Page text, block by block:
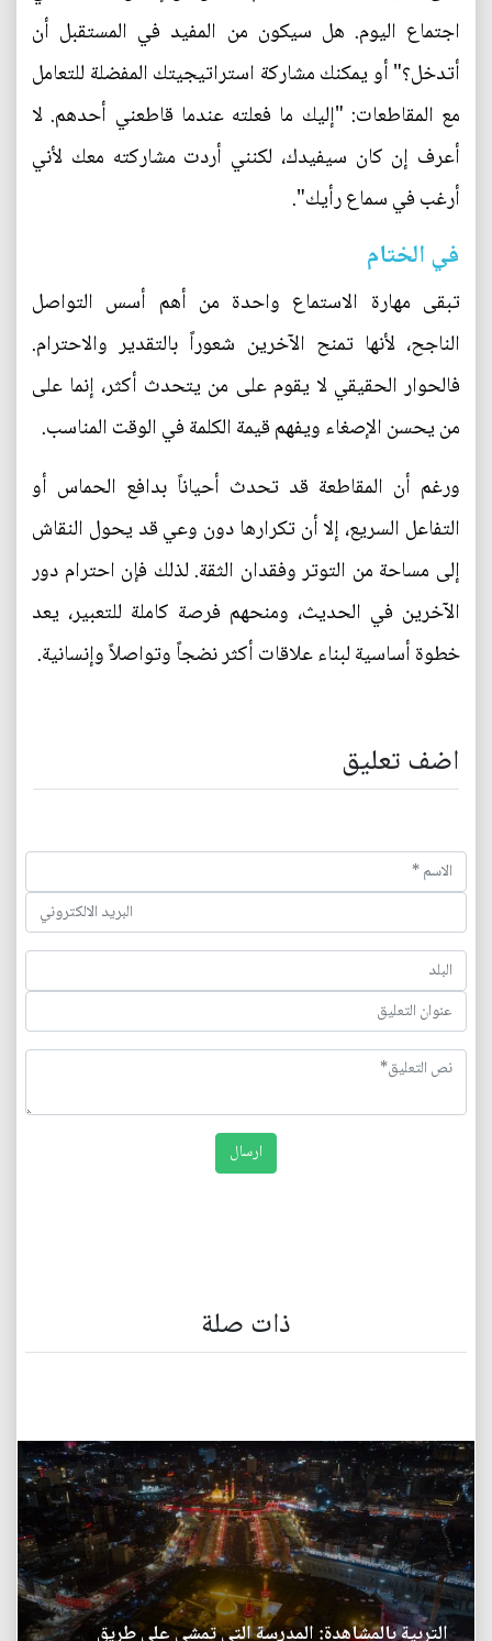
اجتماع اليوم. هل سيكون من المفيد في المستقبل أن
أتدخل؟" أو يمكنك مشاركة استراتيجيتك المفضلة للتعامل
مع المقاطعات: "إليك ما فعلته عندما قاطعني أحدهم. لا
أعرف إن كان سيفيدك، لكنني أردت مشاركته معك لأني
أرغب في سماع رأيك".
في الختام
تبقى مهارة الاستماع واحدة من أهم أسس التواصل
الناجح، لأنها تمنح الآخرين شعوراً بالتقدير والاحترام.
فالحوار الحقيقي لا يقوم على من يتحدث أكثر، إنما على
من يحسن الإصغاء ويفهم قيمة الكلمة في الوقت المناسب.
ورغم أن المقاطعة قد تحدث أحياناً بدافع الحماس أو
التفاعل السريع، إلا أن تكرارها دون وعي قد يحول النقاش
إلى مساحة من التوتر وفقدان الثقة. لذلك فإن احترام دور
الآخرين في الحديث، ومنحهم فرصة كاملة للتعبير، يعد
خطوة أساسية لبناء علاقات أكثر نضجاً وتواصلاً وإنسانية.
اضف تعليق
ذات صلة